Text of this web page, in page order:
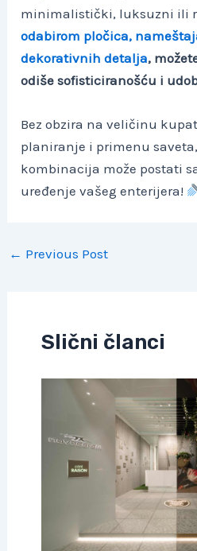
minimalistički, luksuzni ili
odabirom pločica,
dekorativnih detalja,
odiše sofisticiranošću i
Bez obzira na veličinu
planiranje i primenu
kombinacija može postati
uređenje vašeg enterijera!
Post
← Previous Post
Slični članci